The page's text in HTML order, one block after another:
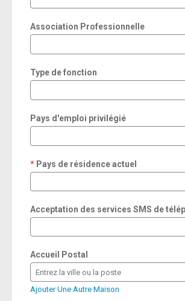
Association Professionnelle
Type de fonction
Pays d'emploi privilégié
Pays de résidence actuel
required
Acceptation des services SMS de
Accueil Postal
Entrez la ville ou la poste
Ajouter Une Autre Maison